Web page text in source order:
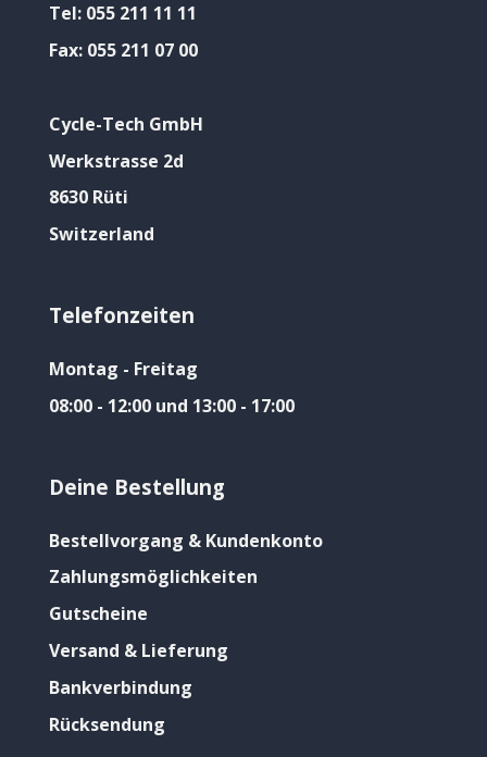
Tel: 055 211 11 11
Fax: 055 211 07 00
Cycle-Tech GmbH
Werkstrasse 2d
8630 Rüti
Switzerland
Telefonzeiten
Montag - Freitag
08:00 - 12:00 und 13:00 - 17:00
Deine Bestellung
Bestellvorgang & Kundenkonto
Zahlungsmöglichkeiten
Gutscheine
Versand & Lieferung
Bankverbindung
Rücksendung